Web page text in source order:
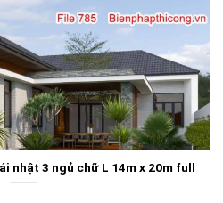
nhật 3 ngủ chữ L 14m x 20m full